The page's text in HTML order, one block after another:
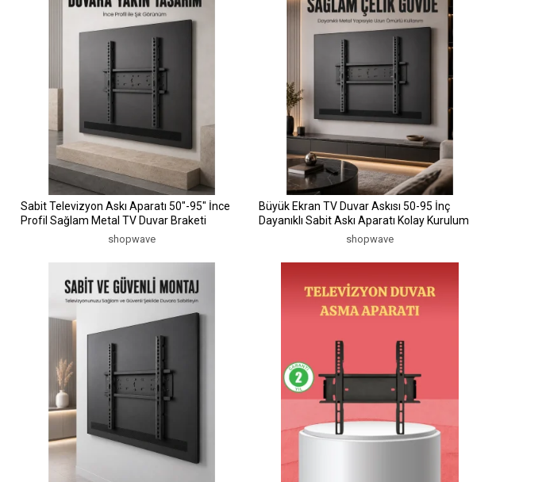
Sabit Televizyon Askı Aparatı 50"-95" İnce
Profil Sağlam Metal TV Duvar Braketi
shopwave
Büyük Ekran TV Duvar Askısı 50-95 İnç
Dayanıklı Sabit Askı Aparatı Kolay Kurulum
shopwave